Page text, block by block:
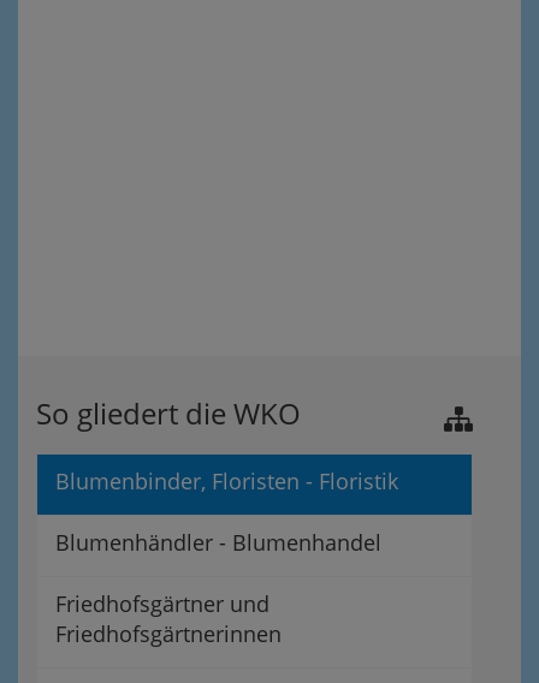
So gliedert die WKO
Blumenbinder, Floristen - Floristik
Blumenhändler - Blumenhandel
Friedhofsgärtner und
Friedhofsgärtnerinnen